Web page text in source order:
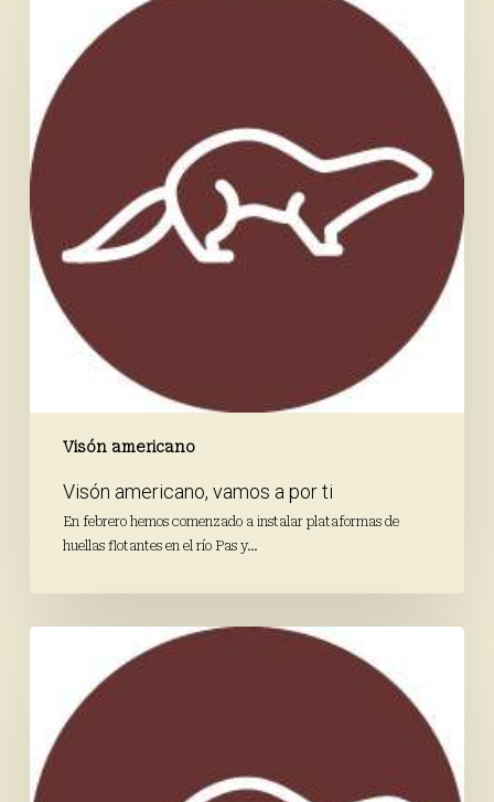
Visón americano
americano,
por
Visón americano, vamos a por ti
En febrero hemos comenzado a instalar plataformas de
huellas flotantes en el río Pas y…
Trampas
visones
americanos